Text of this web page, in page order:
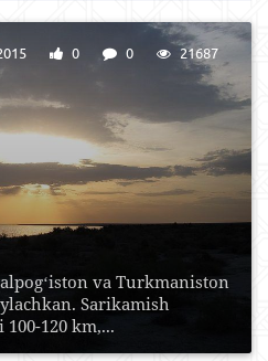
va Turkmaniston
Sarikamish
120 km,...
0 0 21687